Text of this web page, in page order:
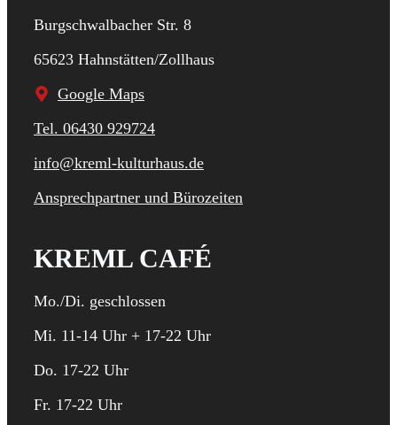
Burgschwalbacher Str. 8
65623 Hahnstätten/Zollhaus
Google Maps
Tel. 06430 929724
info@kreml-kulturhaus.de
Ansprechpartner und Bürozeiten
KREML CAFÉ
Mo./Di. geschlossen
Mi. 11-14 Uhr + 17-22 Uhr
Do. 17-22 Uhr
Fr. 17-22 Uhr